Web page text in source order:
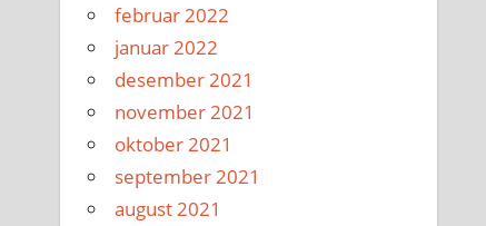
februar 2022
januar 2022
desember 2021
november 2021
oktober 2021
september 2021
august 2021